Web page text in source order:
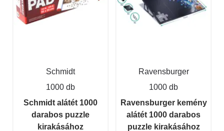
Schmidt
1000 db
Schmidt alátét 1000
darabos puzzle
kirakásához
Ravensburger
1000 db
Ravensburger kemény
alátét 1000 darabos
puzzle kirakásához